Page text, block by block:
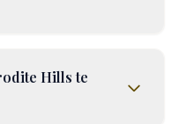
Hills te